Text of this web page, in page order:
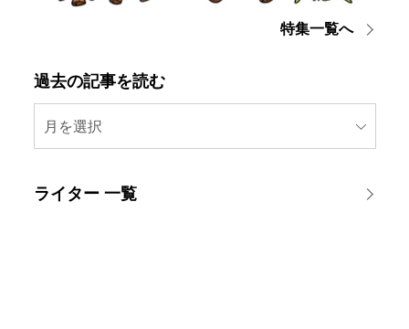
特集一覧へ
過去の記事を読む
月を選択
ライター 一覧